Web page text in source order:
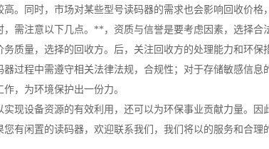
。同时，市场对某些型号读码器的需求也会影响回收价格
，需注意以下几点。**，资质与信誉是要考虑因素，选择
质量，选择的回收方。后，关注回收方的处理能力和环保
过程中需遵守相关法律法规，合规性；对于存储敏感信
，为环境保护出一份力。
现设备资源的有效利用，还可以为环保事业贡献力量。
您有闲置的读码器，欢迎联系我们，我们将以的服务和合理